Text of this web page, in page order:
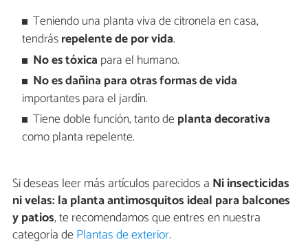
Teniendo una planta viva de citronela en casa,
tendrásrepelente de por vida.
No es tóxica para el humano.
No es dañina para otras formas de vida
importantes para el jardín.
Tiene doble función, tanto de planta decorativa
como planta repelente.
Si deseas leer más artículos parecidos a Ni insecticidas
ni velas: la planta antimosquitos ideal para balcones
y patios, te recomendamos que entres en nuestra
categoría dePlantas de exterior.